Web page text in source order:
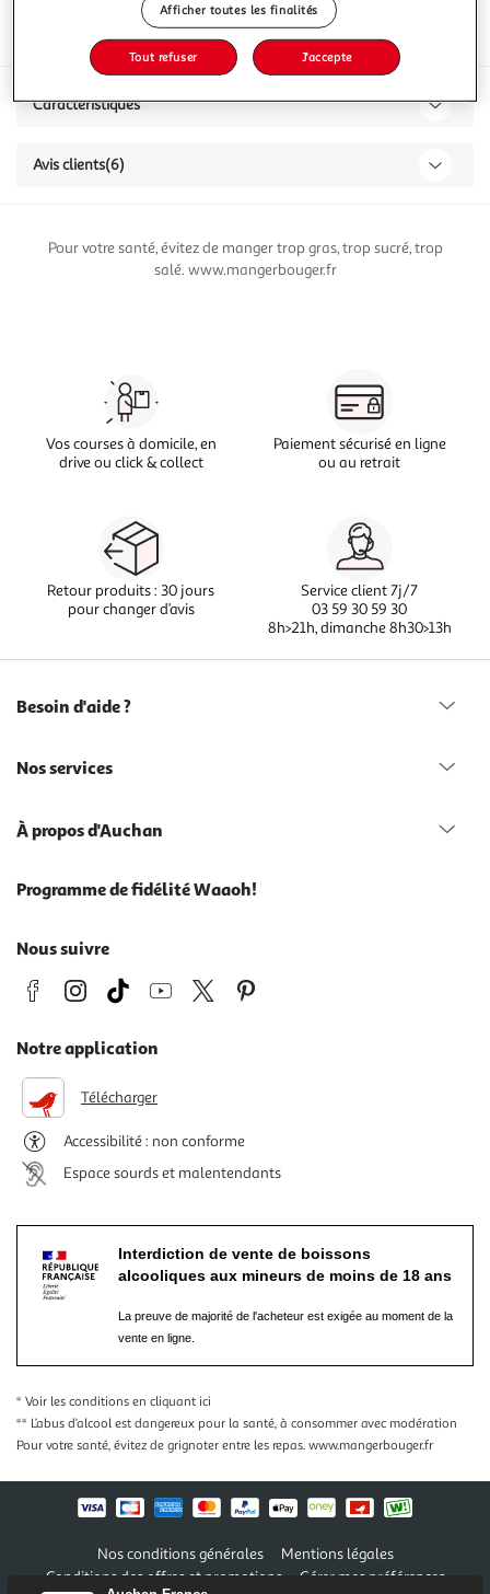
Surgelés
Caractéristiques
Avis clients(6)
Pour votre santé, évitez de manger trop gras, trop sucré, trop
salé. www.mangerbouger.fr
Vos courses à domicile, en
drive ou click & collect
Paiement sécurisé en ligne
ou au retrait
Retour produits : 30 jours
pour changer d’avis
Service client 7j/7
03 59 30 59 30
8h>21h, dimanche 8h30>13h
Besoin d'aide ?
Nos services
À propos d'Auchan
Programme de fidélité Waaoh!
Nous suivre
Notre application
Télécharger
Accessibilité : non conforme
Espace sourds et malentendants
Interdiction de vente de boissons
alcooliques aux mineurs de moins de 18 ans
La preuve de majorité de l'acheteur est exigée au moment de la
vente en ligne.
* Voir les conditions en cliquant ici
** L’abus d’alcool est dangereux pour la santé, à consommer avec modération
Pour votre santé, évitez de grignoter entre les repas. www.mangerbouger.fr
Nos conditions générales
Mentions légales
Conditions des offres et promotions
Gérer mes préférences
Afficher toutes les finalités
Tout refuser J'accepte